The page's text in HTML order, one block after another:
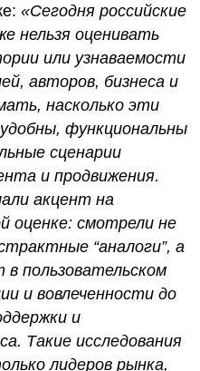
«Сегодня российские
нельзя оценивать
или узнаваемости
авторов, бизнеса и
насколько эти
функциональны
сценарии
и продвижения.
акцент на
оценке: смотрели не
“аналоги”, а
пользовательском
и вовлеченности до
и
Такие исследования
лидеров рынка,